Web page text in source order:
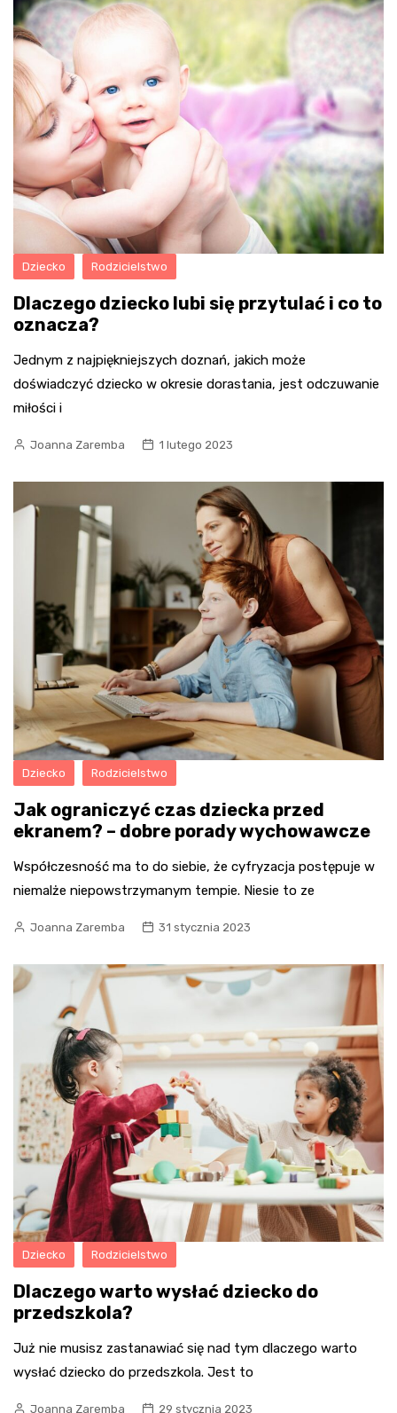
Dziecko Rodzicielstwo
Dlaczego dziecko lubi się przytulać i co to
oznacza?
Jednym z najpiękniejszych doznań, jakich może
doświadczyć dziecko w okresie dorastania, jest odczuwanie
miłości i
Joanna Zaremba 1 lutego 2023
Dziecko Rodzicielstwo
Jak ograniczyć czas dziecka przed
ekranem? – dobre porady wychowawcze
Współczesność ma to do siebie, że cyfryzacja postępuje w
niemalże niepowstrzymanym tempie. Niesie to ze
Joanna Zaremba 31 stycznia 2023
Dziecko Rodzicielstwo
Dlaczego warto wysłać dziecko do
przedszkola?
Już nie musisz zastanawiać się nad tym dlaczego warto
wysłać dziecko do przedszkola. Jest to
Joanna Zaremba 29 stycznia 2023